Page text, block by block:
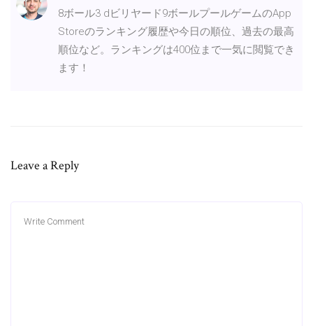
8ボール3 dビリヤード9ボールプールゲームのApp
Storeのランキング履歴や今日の順位、過去の最高
順位など。ランキングは400位まで一気に閲覧でき
ます！
Leave a Reply